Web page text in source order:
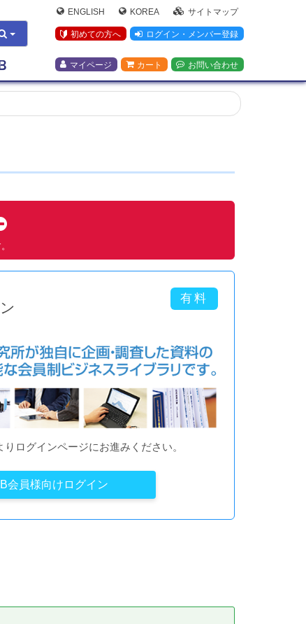
ENGLISH KOREA サイトマップ
初めての方へ ログイン・メンバー登録
マイページ カート お問い合わせ
ログインページにお進みください。
会員様向けログイン